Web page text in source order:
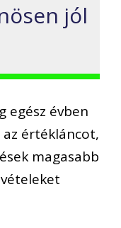
jól
egész évben
értékláncot,
magasabb